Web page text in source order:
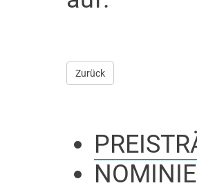
Zurück